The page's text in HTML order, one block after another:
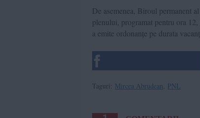
De asemenea, Biroul permanent
plenului, programat pentru ora
a emite ordonanțe pe durata
Taguri: Mircea Abrudean PNL